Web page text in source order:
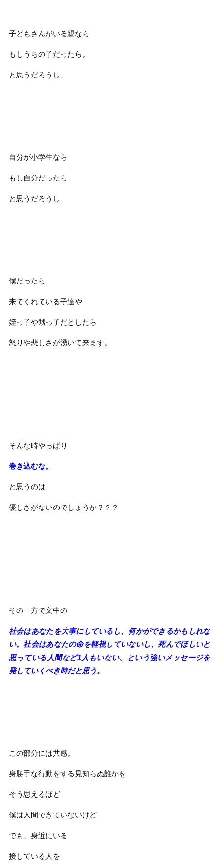
子どもさんがいる親なら
もしうちの子だったら。
と思うだろうし、
自分が小学生なら
もし自分だったら
と思うだろうし
僕だったら
来てくれている子達や
姪っ子や甥っ子だとしたら
怒りや悲しさが湧いて来ます。
そんな時やっぱり
巻き込むな。
と思うのは
優しさがないのでしょうか？？？
その一方で文中の
社会はあなたを大事にしているし、何かができるかもしれな
い。社会はあなたの命を軽視していないし、死んでほしいと
思っている人間など1人もいない、という強いメッセージを
発していくべき時だと思う。
この部分には共感。
身勝手な行動をする見知らぬ誰かを
そう思えるほど
僕は人間できていないけど
でも、身近にいる
接している人を